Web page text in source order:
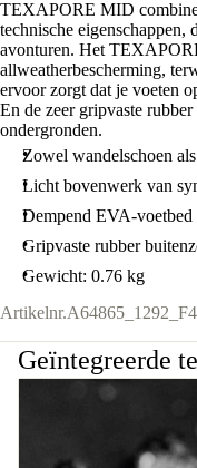
TEXAPORE MID
technische
avonturen. Het
allweatherbescherming,
ervoor zorgt dat je voeten
En de zeer gripvaste
ondergronden.
Zowel wandelschoen
Licht bovenwerk van
Dempend EVA-voetbed
Gripvaste rubber
Gewicht: 0.76 kg
Artikelnr.
Geïntegreerde